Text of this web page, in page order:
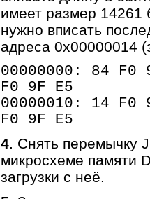
имеет размер 14261
нужно вписать
адреса 0x00000014
00000000: 84
F0 9F E5
00000010: 14 F0
F0 9F E5
4. Снять перемычку
микросхеме памяти
загрузки с неё.